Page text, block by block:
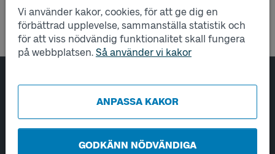
Vi använder kakor, cookies, för att ge dig en
förbättrad upplevelse, sammanställa statistik och
för att viss nödvändig funktionalitet skall fungera
på webbplatsen. Så använder vi kakor
ANPASSA KAKOR
GODKÄNN NÖDVÄNDIGA
Sidfotsnavigering
Om oss
Tjänster
Hantering av personuppgifter